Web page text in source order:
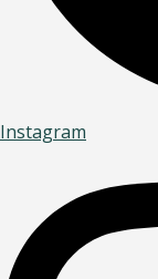
Instagram